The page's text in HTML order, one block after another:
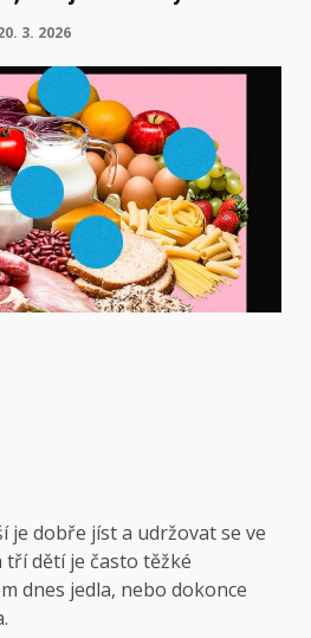
3. 2026
je dobře jíst a udržovat se ve
tří dětí je často těžké
dnes jedla, nebo dokonce